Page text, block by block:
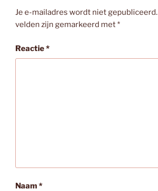
Je e-mailadres wordt niet gepubliceerd.
velden zijn gemarkeerd met*
Reactie*
Naam*